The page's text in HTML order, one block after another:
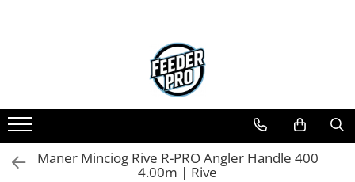
Maner Minciog Rive R-PRO Angler Handle 400
4.00m | Rive